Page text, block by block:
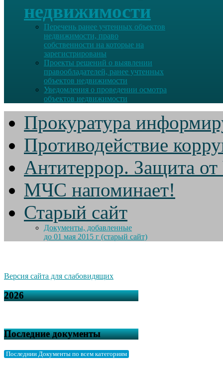
недвижимости
Перечень ранее учтенных объектов
недвижимости, право
собственности на которые на
зарегистрированы
Проекты решений о выявлении
правообладателей, ранее учтенных
объектов недвижимости
Уведомления о проведении осмотра
объектов недвижимости
Прокуратура
Противодействие
Антитеррор. Защита
МЧС напоминает!
Старый сайт
Документы, добавленные
до 01 мая 2015 г (старый сайт)
Версия сайта для слабовидящих
2026
Последние документы
Последнии Документы по всем категориям